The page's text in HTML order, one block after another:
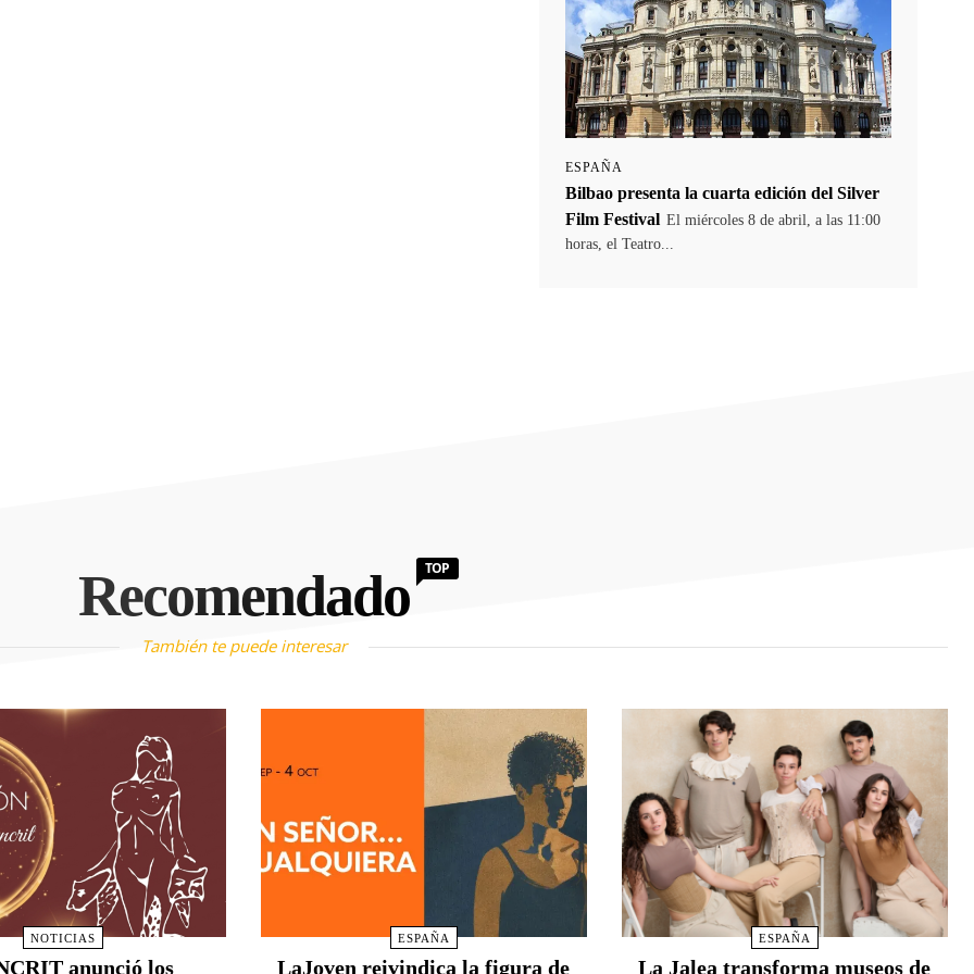
ESPAÑA
Bilbao presenta la cuarta edición del Silver
Film Festival El miércoles 8 de abril, a las 11:00
horas, el Teatro...
Recomendado TOP
También te puede interesar
NOTICIAS
anunció los
ESPAÑA
LaJoven reivindica la figura de
ESPAÑA
La Jalea transforma museos de